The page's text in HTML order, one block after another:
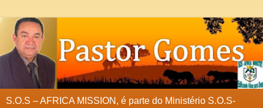
S.O.S – AFRICA MISSION, é parte do Ministério S.O.S-